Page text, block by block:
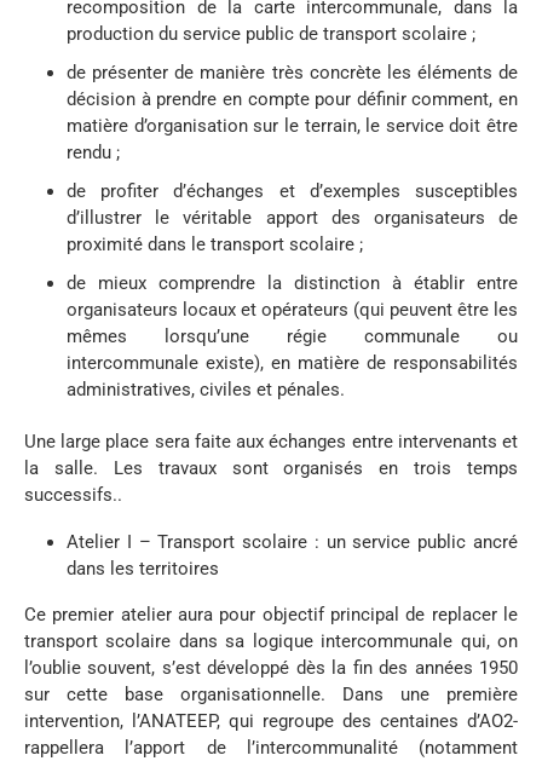
recomposition de la carte intercommunale, dans la
production du service public de transport scolaire ;
de présenter de manière très concrète les éléments de
décision à prendre en compte pour définir comment, en
matière d’organisation sur le terrain, le service doit être
rendu ;
de profiter d’échanges et d’exemples susceptibles
d’illustrer le véritable apport des organisateurs de
proximité dans le transport scolaire ;
de mieux comprendre la distinction à établir entre
organisateurs locaux et opérateurs (qui peuvent être les
mêmes lorsqu’une régie communale ou
intercommunale existe), en matière de responsabilités
administratives, civiles et pénales.
Une large place sera faite aux échanges entre intervenants et
la salle. Les travaux sont organisés en trois temps
successifs..
Atelier I – Transport scolaire : un service public ancré
dans les territoires
Ce premier atelier aura pour objectif principal de replacer le
transport scolaire dans sa logique intercommunale qui, on
l’oublie souvent, s’est développé dès la fin des années 1950
sur cette base organisationnelle. Dans une première
intervention, l’ANATEEP, qui regroupe des centaines d’AO2-
rappellera l’apport de l’intercommunalité (notamment